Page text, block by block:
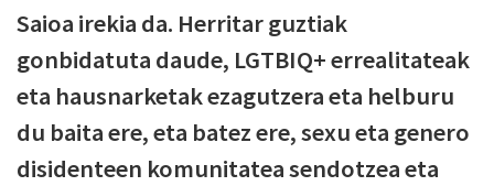
Saioa irekia da. Herritar guztiak
gonbidatuta daude, LGTBIQ+ errealitateak
eta hausnarketak ezagutzera eta helburu
du baita ere, eta batez ere, sexu eta genero
disidenteen komunitatea sendotzea eta